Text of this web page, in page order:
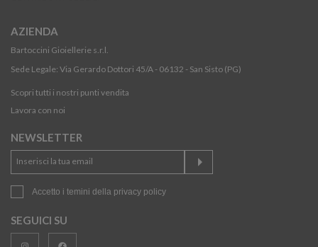
AZIENDA
Bartoccini Gioiellerie s.r.l.
Sede Legale: Via Gerardo Dottori 45/A - 06132 - San Sisto (PG)
Scopri tutti i nostri punti vendita
Lavora con noi
NEWSLETTER
Accetto i temini della privacy policy
SEGUICI SU